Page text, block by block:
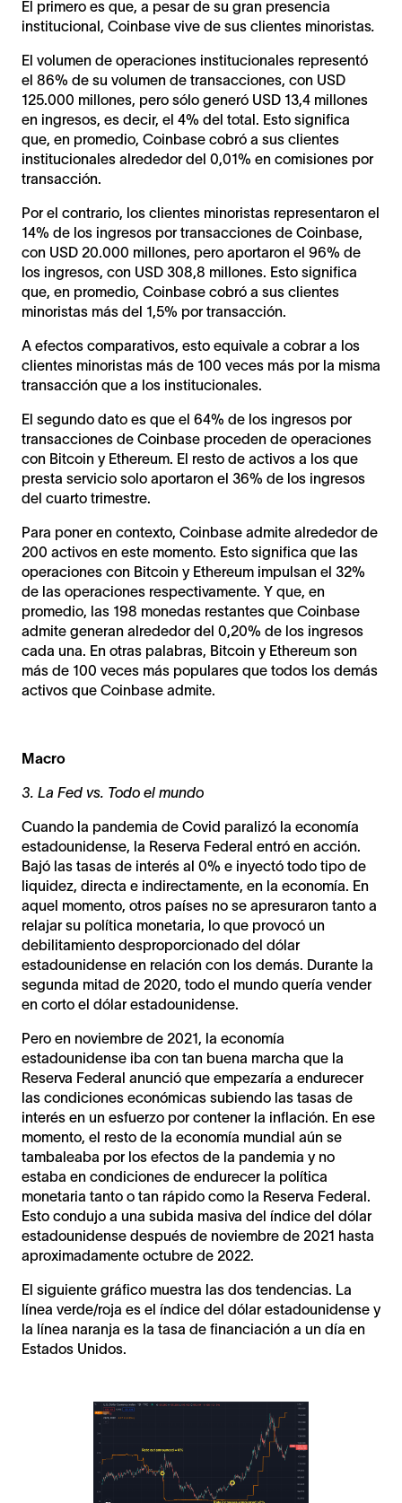
El primero es que, a pesar de su gran presencia
institucional, Coinbase vive de sus clientes minoristas
El volumen de operaciones institucionales representó
el 86% de su volumen de transacciones, con USD
125.000 millones, pero sólo generó USD 13,4 millones
en ingresos, es decir, el 4% del total. Esto significa
que, en promedio, Coinbase cobró a sus clientes
institucionales alrededor del 0,01% en comisiones por
transacción.
Por el contrario, los clientes minoristas representaron el
14% de los ingresos por transacciones de Coinbase,
con USD 20.000 millones, pero aportaron el 96% de
los ingresos, con USD 308,8 millones. Esto significa
que, en promedio, Coinbase cobró a sus clientes
minoristas más del 1,5% por transacción.
A efectos comparativos, esto equivale a cobrar a los
clientes minoristas más de 100 veces más por la misma
transacción que a los institucionales.
El segundo dato es que el 64% de los ingresos por
transacciones de Coinbase proceden de operaciones
con Bitcoin y Ethereum. El resto de activos a los que
presta servicio solo aportaron el 36% de los ingresos
del cuarto trimestre.
Para poner en contexto, Coinbase admite alrededor de
200 activos en este momento. Esto significa que las
operaciones con Bitcoin y Ethereum impulsan el 32%
de las operaciones respectivamente. Y que, en
promedio, las 198 monedas restantes que Coinbase
admite generan alrededor del 0,20% de los ingresos
cada una. En otras palabras, Bitcoin y Ethereum son
más de 100 veces más populares que todos los demás
activos que Coinbase admite.
Macro
3. La Fed vs. Todo el mundo
Cuando la pandemia de Covid paralizó la economía
estadounidense, la Reserva Federal entró en acción.
Bajó las tasas de interés al 0% e inyectó todo tipo de
liquidez, directa e indirectamente, en la economía. En
aquel momento, otros países no se apresuraron tanto a
relajar su política monetaria, lo que provocó un
debilitamiento desproporcionado del dólar
estadounidense en relación con los demás. Durante la
segunda mitad de 2020, todo el mundo quería vender
en corto el dólar estadounidense.
Pero en noviembre de 2021, la economía
estadounidense iba con tan buena marcha que la
Reserva Federal anunció que empezaría a endurecer
las condiciones económicas subiendo las tasas de
interés en un esfuerzo por contener la inflación. En ese
momento, el resto de la economía mundial aún se
tambaleaba por los efectos de la pandemia y no
estaba en condiciones de endurecer la política
monetaria tanto o tan rápido como la Reserva Federal.
Esto condujo a una subida masiva del índice del dólar
estadounidense después de noviembre de 2021 hasta
aproximadamente octubre de 2022.
El siguiente gráfico muestra las dos tendencias. La
línea verde/roja es el índice del dólar estadounidense y
la línea naranja es la tasa de financiación a un día en
Estados Unidos.